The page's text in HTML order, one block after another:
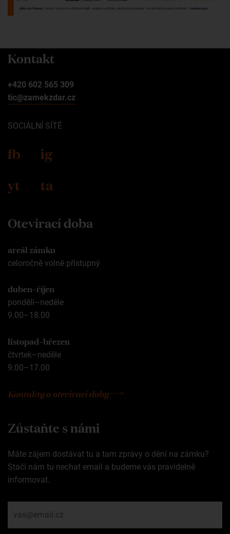
Kontakt
+420 602 565 309
tic@zamekzdar.cz
SOCIÁLNÍ SÍTĚ
fb
ig
yt
ta
Otevírací doba
areál zámku
celoročně volně přístupný
duben–říjen
pondělí–neděle
9.00–18.00
listopad–březen
čtvrtek–neděle
9.00–17.00
Kontakty a otevírací doby
Zůstaňte s námi
Máte zájem dostávat tu a tam zprávy o dění na zámku?
Stačí nám tu nechat email a budeme vás pravidelně
informovat.